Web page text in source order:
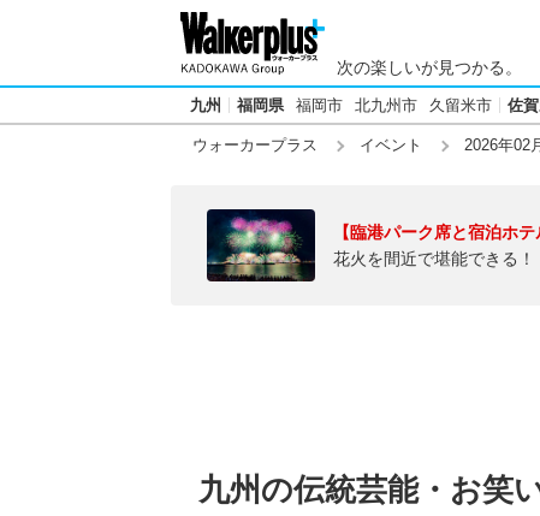
次の楽しいが見つかる。
九州 福岡県 福岡市 北九州市 久留米市 佐
ウォーカープラス イベント 2026年02
【臨港パーク席と宿泊ホテ
花火を間近で堪能できる
九州の伝統芸能・お笑